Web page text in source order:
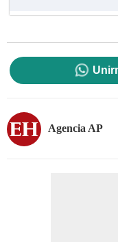
Agencia AP